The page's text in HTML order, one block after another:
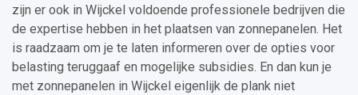
zijn er ook in Wijckel voldoende professionele bedrijven die
de expertise hebben in het plaatsen van zonnepanelen. Het
is raadzaam om je te laten informeren over de opties voor
belasting teruggaaf en mogelijke subsidies. En dan kun je
met zonnepanelen in Wijckel eigenlijk de plank niet